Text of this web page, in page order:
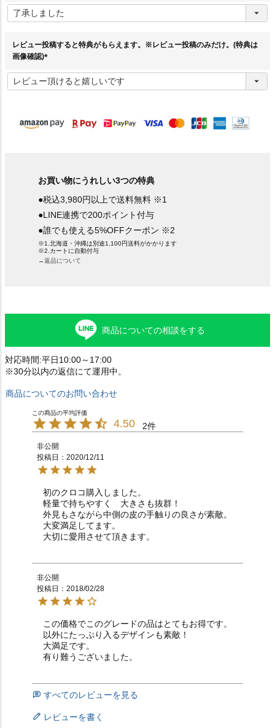
須
レビュー投稿すると特典がもらえます。※レビュー投稿のみだけ。(特典は
画像確認)
必
須
お買い物にうれしい3つの特典
●税込3,980円以上で送料無料 ※1
●LINE連携で200ポイント付与
●誰でも使える5%OFFクーポン ※2
※1.北海道・沖縄は別途1,100円送料がかかります
※2.カートに自動付与
→返品について
商品についての相談をする
対応時間:平日10:00～17:00
※30分以内の返信にて運用中。
商品についてのお問い合わせ
4.50 2
非公開
投稿日
2020/12/11
初のクロコ購入しました。
軽量で持ちやすく　大きさも抜群！
外見もさながら中側の皮の手触りの良さが素敵。
大変満足してます。
大切に愛用させて頂きます。
非公開
投稿日
2018/02/28
この価格でこのグレードの品はとてもお得です。
以外にたっぷり入るデザインも素敵！
大満足です。
有り難うございました。
すべてのレビューを見る
レビューを書く